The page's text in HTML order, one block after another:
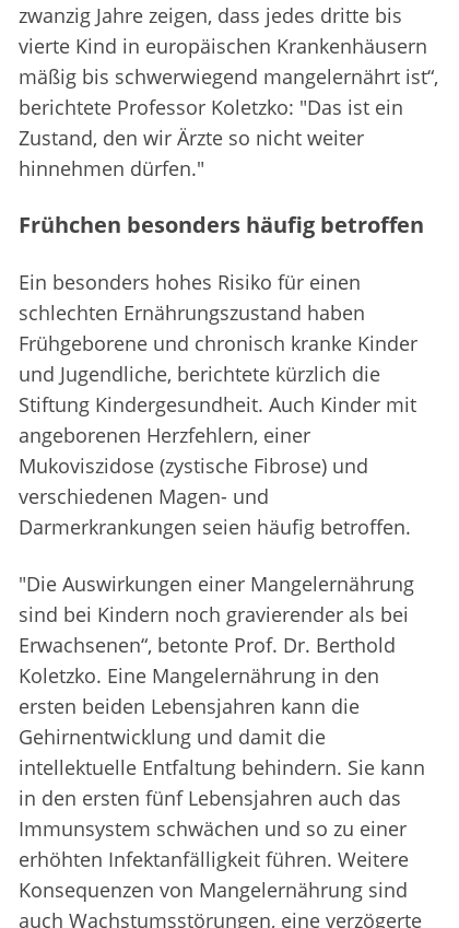
zwanzig Jahre zeigen, dass jedes dritte bis
vierte Kind in europäischen Krankenhäusern
mäßig bis schwerwiegend mangelernährt ist“,
berichtete Professor Koletzko: "Das ist ein
Zustand, den wir Ärzte so nicht weiter
hinnehmen dürfen."
Frühchen besonders häufig betroffen
Ein besonders hohes Risiko für einen
schlechten Ernährungszustand haben
Frühgeborene und chronisch kranke Kinder
und Jugendliche, berichtete kürzlich die
Stiftung Kindergesundheit. Auch Kinder mit
angeborenen Herzfehlern, einer
Mukoviszidose (zystische Fibrose) und
verschiedenen Magen- und
Darmerkrankungen seien häufig betroffen.
"Die Auswirkungen einer Mangelernährung
sind bei Kindern noch gravierender als bei
Erwachsenen“, betonte Prof. Dr. Berthold
Koletzko. Eine Mangelernährung in den
ersten beiden Lebensjahren kann die
Gehirnentwicklung und damit die
intellektuelle Entfaltung behindern. Sie kann
in den ersten fünf Lebensjahren auch das
Immunsystem schwächen und so zu einer
erhöhten Infektanfälligkeit führen. Weitere
Konsequenzen von Mangelernährung sind
auch Wachstumsstörungen, eine verzögerte